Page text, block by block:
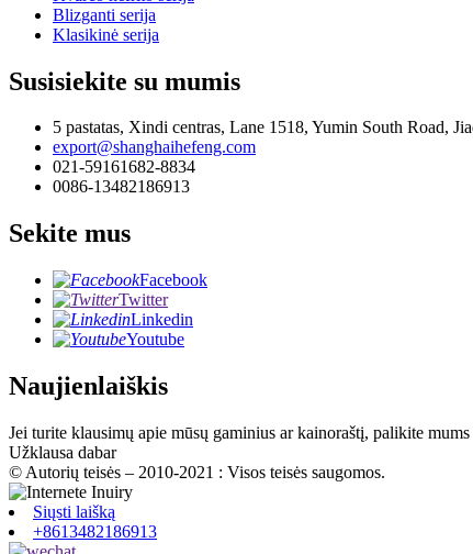
Blizganti serija
Klasikinė serija
Susisiekite su mumis
5 pastatas, Xindi centras, Lane 1518, Yumin South Road,
export@shanghaihefeng.com
021-59161682-8834
0086-13482186913
Sekite mus
Facebook
Twitter
Linkedin
Youtube
Naujienlaiškis
Jei turite klausimų apie mūsų gaminius ar kainoraštį, palikite
Užklausa dabar
© Autorių teisės – 2010-2021 : Visos teisės saugomos.
Siųsti laišką
+8613482186913